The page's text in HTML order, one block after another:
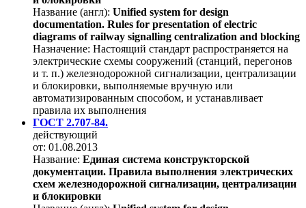
Название (англ): Unified system for design
documentation. Rules for presentation of electric
diagrams of railway signalling centralization and blocking
Назначение: Настоящий стандарт распространяется на
электрические схемы сооружений (станций, перегонов
и т. п.) железнодорожной сигнализации, централизации
и блокировки, выполняемые вручную или
автоматизированным способом, и устанавливает
правила их выполнения
ГОСТ 2.707-84.
действующий
от: 01.08.2013
Название: Единая система конструкторской
документации. Правила выполнения электрических
схем железнодорожной сигнализации, централизации
и блокировки